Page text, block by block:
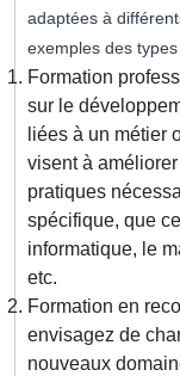
adaptées à
exemples des
Formation
sur le
liées à un métier
visent à
pratiques
spécifique, que
informatique, le
etc.
Formation en
envisagez de
nouveaux